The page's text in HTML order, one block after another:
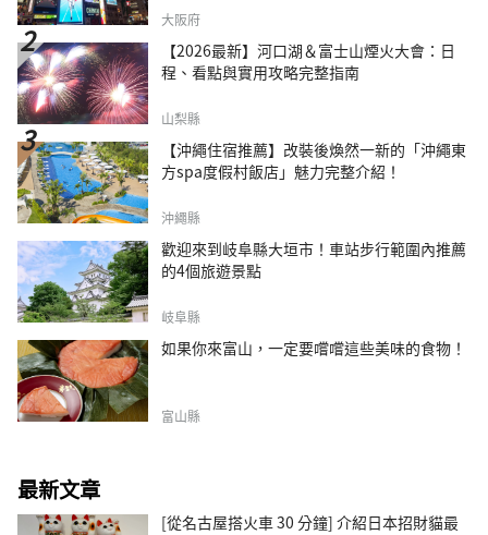
大阪府
【2026最新】河口湖＆富士山煙火大會：日
程、看點與實用攻略完整指南
山梨縣
【沖繩住宿推薦】改裝後煥然一新的「沖繩東
方spa度假村飯店」魅力完整介紹！
沖繩縣
歡迎來到岐阜縣大垣市！車站步行範圍內推薦
的4個旅遊景點
岐阜縣
如果你來富山，一定要嚐嚐這些美味的食物！
富山縣
最新文章
[從名古屋搭火車 30 分鐘] 介紹日本招財貓最